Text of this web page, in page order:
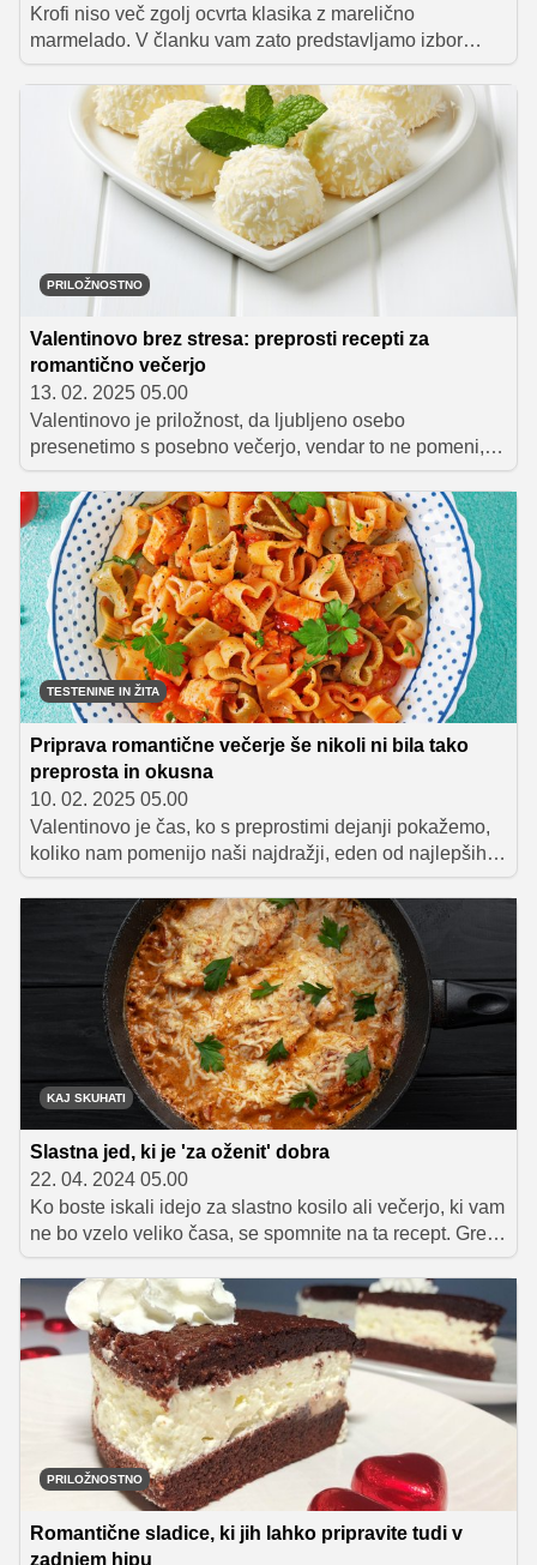
Krofi niso več zgolj ocvrta klasika z marelično
marmelado. V članku vam zato predstavljamo izbor
nekoliko drugačnih krofov – lažjih, bolj zdravih in
ustvarjalnih različic, ki nastajajo z drugačnimi postopki
priprave, alternativnimi sestavinami in presenetljivimi
polnili. Idealna izbira za vse, ki želite tradicijo ohraniti, a
jo hkrati nekoliko posodobiti.
PRILOŽNOSTNO
Valentinovo brez stresa: preprosti recepti za
romantično večerjo
13. 02. 2025 05.00
Valentinovo je priložnost, da ljubljeno osebo
presenetimo s posebno večerjo, vendar to ne pomeni,
da moramo več ur preživeti v kuhinji. S preprostimi, a
okusnimi jedmi lahko ustvarimo romantično vzdušje
brez nepotrebnega stresa. Pripravili smo nekaj idej za
hitro pripravljene slane in sladke jedi, ki bodo poskrbele
za nepozabno kulinarično doživetje. S temi idejami
boste zagotovo ustvarili popolno valentinovo večerjo, ki
bo enostavna, okusna in nepozabna!
TESTENINE IN ŽITA
Priprava romantične večerje še nikoli ni bila tako
preprosta in okusna
10. 02. 2025 05.00
Valentinovo je čas, ko s preprostimi dejanji pokažemo,
koliko nam pomenijo naši najdražji, eden od najlepših
načinov izražanja ljubezni pa je zagotovo skozi hrano.
Romantična večerja ob svečah, prijetna glasba v ozadju
in okusna jed na krožniku ustvarijo popolno vzdušje za
praznovanje ljubezni. Če želite letos za valentinovo
pripraviti nekaj posebnega, imamo za vas recept za
čudovite testenine z bogato paradižnikovo omako z
burrato, ki bo zagotovo navdušil vašo najdražjo osebo.
KAJ SKUHATI
Slastna jed, ki je 'za oženit' dobra
22. 04. 2024 05.00
Ko boste iskali idejo za slastno kosilo ali večerjo, ki vam
ne bo vzelo veliko časa, se spomnite na ta recept. Gre
za izvrstno jed s piščancem, ki je hitro pripravljena,
hkrati pa tako dobra, da se bodo vsi želeli poročiti z
vami.
PRILOŽNOSTNO
Romantične sladice, ki jih lahko pripravite tudi v
zadnjem hipu